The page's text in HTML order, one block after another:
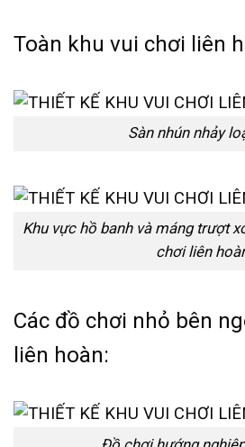
Toàn khu vui chơi liên
Sàn nhún nhảy
Khu vực hồ banh và máng trượt
chơi liên
Các đồ chơi nhỏ bên
liên hoàn: